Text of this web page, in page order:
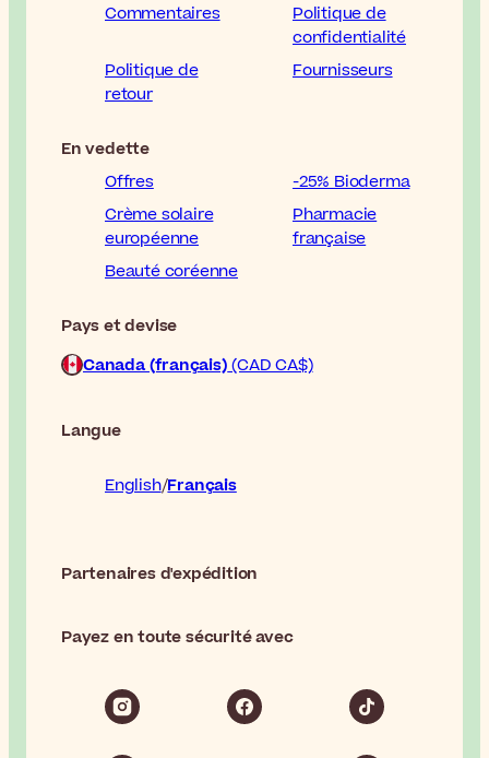
Commentaires
Politique de
confidentialité
Politique de
retour
Fournisseurs
En vedette
Offres
-25% Bioderma
Crème solaire
européenne
Pharmacie
française
Beauté coréenne
Pays et devise
Canada (français)(CAD CA$)
Langue
English Français
Partenaires d'expédition
Payez en toute sécurité avec